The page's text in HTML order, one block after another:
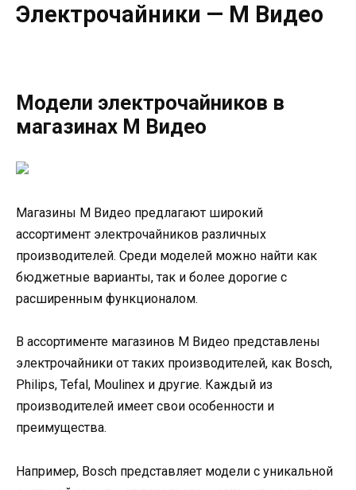
Электрочайники — М Видео
Модели электрочайников в
магазинах М Видео
Магазины М Видео предлагают широкий
ассортимент электрочайников различных
производителей. Среди моделей можно найти как
бюджетные варианты, так и более дорогие с
расширенным функционалом.
В ассортименте магазинов М Видео представлены
электрочайники от таких производителей, как Bosch,
Philips, Tefal, Moulinex и другие. Каждый из
производителей имеет свои особенности и
преимущества.
Например, Bosch представляет модели с уникальной